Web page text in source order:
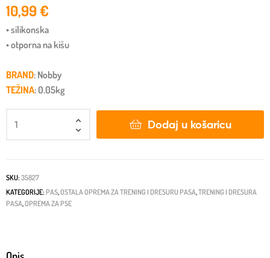
10,99€
• silikonska
• otporna na kišu
BRAND: Nobby
TEŽINA: 0.05kg
Dodaj u košaricu
SKU: 35827
KATEGORIJE: PAS,OSTALA OPREMA ZA TRENING I DRESURU PASA,TRENING I DRESURA
PASA,OPREMA ZA PSE
Opis